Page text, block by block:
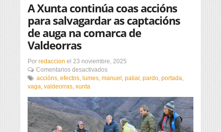
A Xunta continúa coas accións
para salvagardar as captacións
de auga na comarca de
Valdeorras
Por redaccion el 23 noviembre, 2025
Comentarios desactivadosen
A
coas
accións
para
salvagardar
accións, efectos, lumes, manuel , paliar, pardo, portada,
vaga, valdeorras, xunta